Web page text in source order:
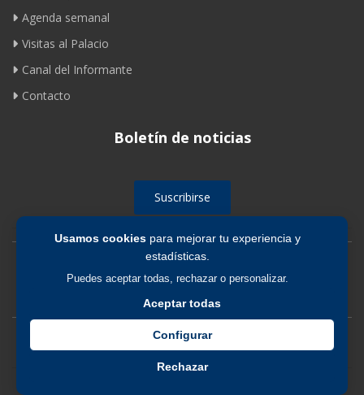
Usamos cookiespara mejorar tu experiencia y
estadísticas.
Puedes aceptar todas, rechazar o personalizar.
Aceptar todas
Configurar
Rechazar
Agenda semanal
Visitas al Palacio
Canal del Informante
Contacto
Boletín de noticias
Suscribirse
Política de privacidad